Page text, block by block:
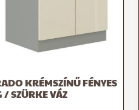
KRÉMSZÍNŰ FÉNYES
/ SZÜRKE VÁZ